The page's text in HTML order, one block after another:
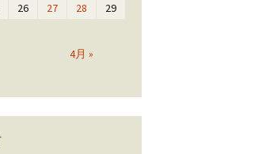
4月 »
26 27 28
29